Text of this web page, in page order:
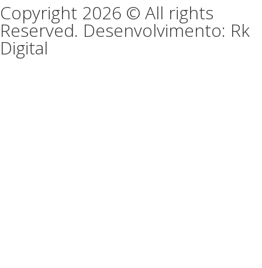
Copyright 2026 © All rights
Reserved. Desenvolvimento: Rk
Digital